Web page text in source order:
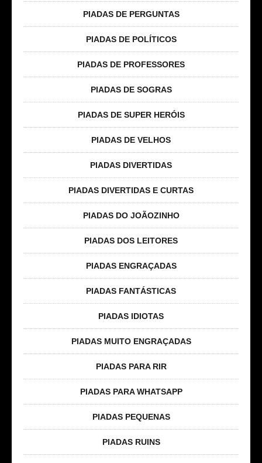
PIADAS DE PERGUNTAS
PIADAS DE POLÍTICOS
PIADAS DE PROFESSORES
PIADAS DE SOGRAS
PIADAS DE SUPER HERÓIS
PIADAS DE VELHOS
PIADAS DIVERTIDAS
PIADAS DIVERTIDAS E CURTAS
PIADAS DO JOÃOZINHO
PIADAS DOS LEITORES
PIADAS ENGRAÇADAS
PIADAS FANTÁSTICAS
PIADAS IDIOTAS
PIADAS MUITO ENGRAÇADAS
PIADAS PARA RIR
PIADAS PARA WHATSAPP
PIADAS PEQUENAS
PIADAS RUINS